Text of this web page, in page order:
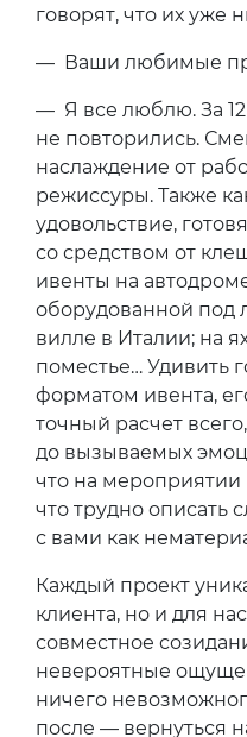
говорят, что их уже
— Ваши любимые
— Я все люблю. За
не повторились.
наслаждение от
режиссуры. Также
удовольствие,
со средством от
ивенты на
оборудованной под
вилле в Италии; на
поместье… Удивить
форматом ивента,
точный расчет
до вызываемых
что на мероприятии
что трудно описать
с вами как
Каждый проект
клиента, но и для
совместное
невероятные
ничего
после — вернуться